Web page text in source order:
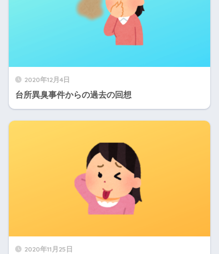
2020年12月4日
台所異臭事件からの過去の回想
2020年11月25日